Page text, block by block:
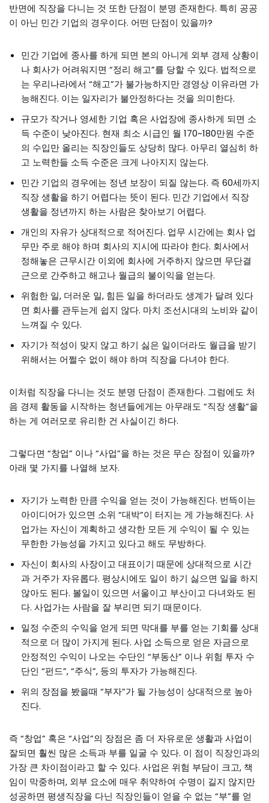
반면에 직장을 다니는 것 또한 단점이 분명 존재한다. 특히 공공
이 아닌 민간 기업의 경우이다. 어떤 단점이 있을까?
민간 기업에 종사를 하게 되면 본의 아니게 외부 경제 상황이
나 회사가 어려워지면 “정리 해고”를 당할 수 있다. 법적으로
는 우리나라에서 “해고”가 불가능하지만 경영상 이유라면 가
능해진다. 이는 일자리가 불안정하다는 것을 의미한다.
규모가 작거나 영세한 기업 혹은 사업장에 종사하게 되면 소
득 수준이 낮아진다. 현재 최소 시급인 월 170~180만원 수준
의 수입만 올리는 직장인들도 상당히 많다. 아무리 열심히 하
고 노력한들 소득 수준은 크게 나아지지 않는다.
민간 기업의 경우에는 정년 보장이 되질 않는다. 즉 60세까지
직장 생활을 하기 어렵다는 뜻이 된다. 민간 기업에서 직장
생활을 정년까지 하는 사람은 찾아보기 어렵다.
개인의 자유가 상대적으로 적어진다. 업무 시간에는 회사 업
무만 주로 해야 하며 회사의 지시에 따라야 한다. 회사에서
정해놓은 근무시간 이외에 회사에 거주하지 않으면 무단결
근으로 간주하고 해고나 월급의 불이익을 얻는다.
위험한 일, 더러운 일, 힘든 일을 하더라도 생계가 달려 있다
면 회사를 관두는게 쉽지 않다. 마치 조선시대의 노비와 같이
느껴질 수 있다.
자기가 적성이 맞지 않고 하기 싫은 일이더라도 월급을 받기
위해서는 어쩔수 없이 해야 하며 직장을 다녀야 한다.
이처럼 직장을 다니는 것도 분명 단점이 존재한다. 그럼에도 처
음 경제 활동을 시작하는 청년들에게는 아무래도 “직장 생활”을
하는 게 여러모로 유리한 건 사실이긴 하다.
그렇다면 “창업” 이나 “사업”을 하는 것은 무슨 장점이 있을까?
아래 몇 가지를 나열해 보자.
자기가 노력한 만큼 수익을 얻는 것이 가능해진다. 번뜩이는
아이디어가 있으면 소위 “대박”이 터지는 게 가능해진다. 사
업가는 자신이 계획하고 생각한 모든 게 수익이 될 수 있는
무한한 가능성을 가지고 있다고 해도 무방하다.
자신이 회사의 사장이고 대표이기 때문에 상대적으로 시간
과 거주가 자유롭다. 평상시에도 일이 하기 싫으면 일을 하지
않아도 된다. 볼일이 있으면 서울이고 부산이고 다녀와도 된
다. 사업가는 사람을 잘 부리면 되기 때문이다.
일정 수준의 수익을 얻게 되면 막대를 부를 얻는 기회를 상대
적으로 더 많이 가지게 된다. 사업 소득으로 얻은 자금으로
안정적인 수익이 나오는 수단인 “부동산” 이나 위험 투자 수
단인 “펀드”, “주식”, 등의 투자가 가능해진다.
위의 장점을 봤을때 “부자”가 될 가능성이 상대적으로 높아
진다.
즉 “창업” 혹은 “사업”의 장점은 좀 더 자유로운 생활과 사업이
잘되면 훨씬 많은 소득과 부를 일굴 수 있다. 이 점이 직장인과의
가장 큰 차이점이라고 할 수 있다. 사업은 위험 부담이 크고, 책
임이 막중하며, 외부 요소에 매우 취약하여 수명이 길지 않지만
성공하면 평생직장을 다닌 직장인들이 얻을 수 없는 “부”를 얻